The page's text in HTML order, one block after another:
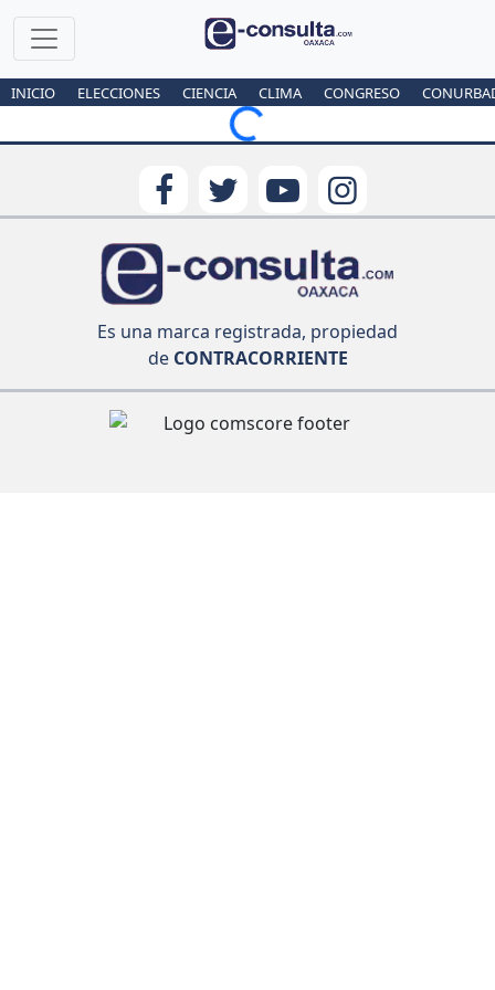
INICIO ELECCIONES CIENCIA CLIMA CONGRESO
Loading...
Es una marca registrada, propiedad
deCONTRACORRIENTE